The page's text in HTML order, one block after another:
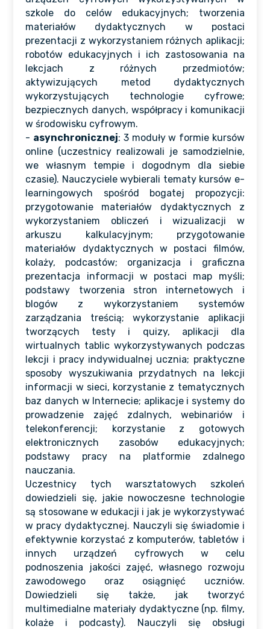
szkole do celów edukacyjnych; tworzenia
materiałów dydaktycznych w postaci
prezentacji z wykorzystaniem różnych aplikacji;
robotów edukacyjnych i ich zastosowania na
lekcjach z różnych przedmiotów;
aktywizujących metod dydaktycznych
wykorzystujących technologie cyfrowe;
bezpiecznych danych, współpracy i komunikacji
w środowisku cyfrowym.
- asynchronicznej: 3 moduły w formie kursów
online (uczestnicy realizowali je samodzielnie,
we własnym tempie i dogodnym dla siebie
czasie). Nauczyciele wybierali tematy kursów e-
learningowych spośród bogatej propozycji:
przygotowanie materiałów dydaktycznych z
wykorzystaniem obliczeń i wizualizacji w
arkuszu kalkulacyjnym; przygotowanie
materiałów dydaktycznych w postaci filmów,
kolaży, podcastów; organizacja i graficzna
prezentacja informacji w postaci map myśli;
podstawy tworzenia stron internetowych i
blogów z wykorzystaniem systemów
zarządzania treścią; wykorzystanie aplikacji
tworzących testy i quizy, aplikacji dla
wirtualnych tablic wykorzystywanych podczas
lekcji i pracy indywidualnej ucznia; praktyczne
sposoby wyszukiwania przydatnych na lekcji
informacji w sieci, korzystanie z tematycznych
baz danych w Internecie; aplikacje i systemy do
prowadzenie zajęć zdalnych, webinariów i
telekonferencji; korzystanie z gotowych
elektronicznych zasobów edukacyjnych;
podstawy pracy na platformie zdalnego
nauczania.
Uczestnicy tych warsztatowych szkoleń
dowiedzieli się, jakie nowoczesne technologie
są stosowane w edukacji i jak je wykorzystywać
w pracy dydaktycznej. Nauczyli się świadomie i
efektywnie korzystać z komputerów, tabletów i
innych urządzeń cyfrowych w celu
podnoszenia jakości zajęć, własnego rozwoju
zawodowego oraz osiągnięć uczniów.
Dowiedzieli się także, jak tworzyć
multimedialne materiały dydaktyczne (np. filmy,
kolaże i podcasty). Nauczyli się obsługi